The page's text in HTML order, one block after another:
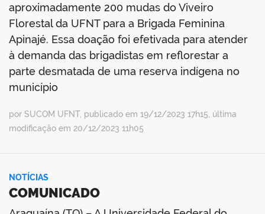
portal
aproximadamente 200 mudas do Viveiro
Florestal da UFNT para a Brigada Feminina
Apinajé. Essa doação foi efetivada para atender
à demanda das brigadistas em reflorestar a
parte desmatada de uma reserva indígena no
município
por SUCOM UFNT, publicado em 19/12/2023 17h15, última
modificação em 20/12/2023 11h05
NOTÍCIAS
COMUNICADO